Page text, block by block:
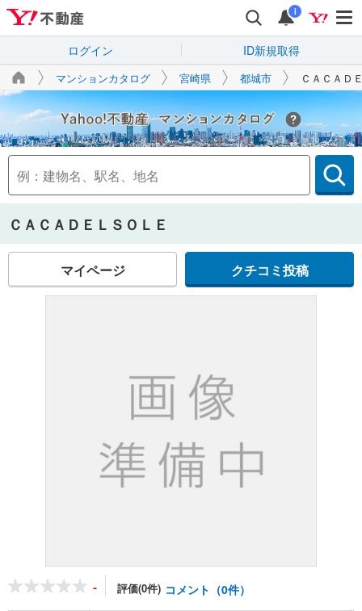
i
ログイン ID新規取得
マンションカタログ 宮崎県 都城市 ＣＡＣＡＤ
Yahoo!不動産
ＣＡＣＡＤＥＬＳＯＬＥ
マイページ クチコミ投稿
- 評価(0件) コメント（0件）